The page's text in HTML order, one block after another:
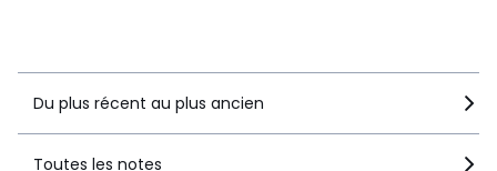
Du plus récent au plus ancien
Toutes les notes